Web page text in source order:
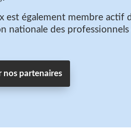
est également membre actif
nationale des
nos partenaires